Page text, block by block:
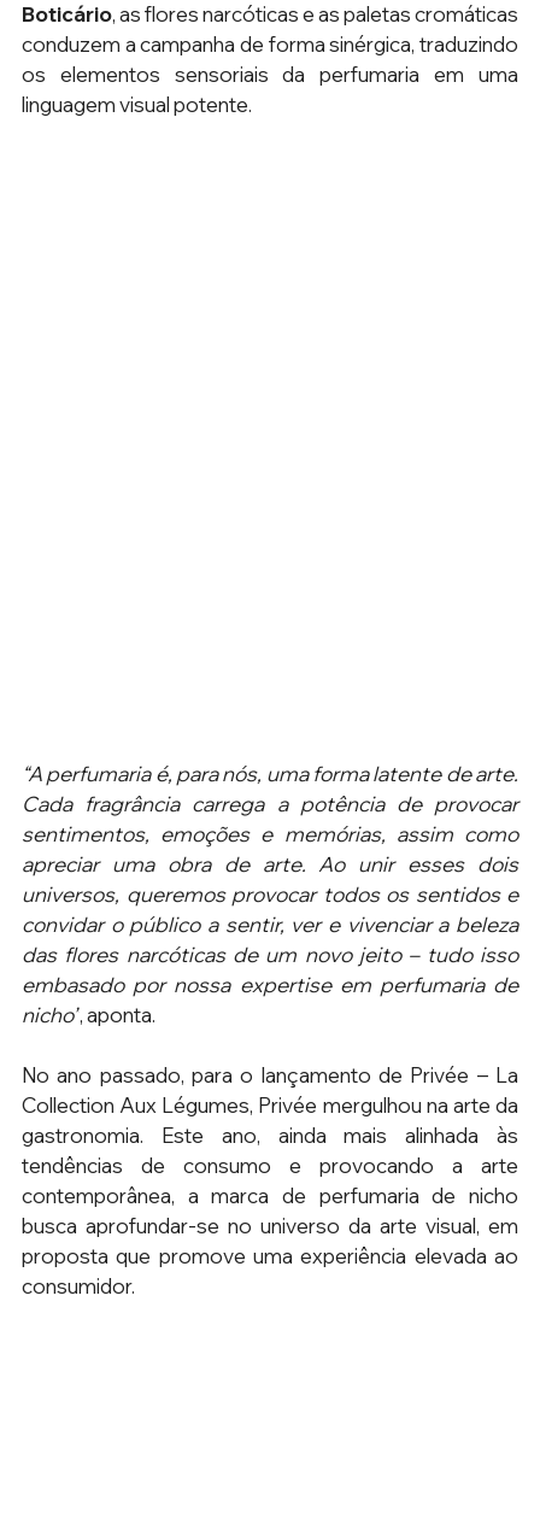
Boticário, as flores narcóticas e as paletas cromáticas
conduzem a campanha de forma sinérgica, traduzindo
os elementos sensoriais da perfumaria em uma
linguagem visual potente.
“A perfumaria é, para nós, uma forma latente de arte.
Cada fragrância carrega a potência de provocar
sentimentos, emoções e memórias, assim como
apreciar uma obra de arte. Ao unir esses dois
universos, queremos provocar todos os sentidos e
convidar o público a sentir, ver e vivenciar a beleza
das flores narcóticas de um novo jeito – tudo isso
embasado por nossa expertise em perfumaria de
nicho”, aponta.
No ano passado, para o lançamento de Privée – La
Collection Aux Légumes, Privée mergulhou na arte da
gastronomia. Este ano, ainda mais alinhada às
tendências de consumo e provocando a arte
contemporânea, a marca de perfumaria de nicho
busca aprofundar-se no universo da arte visual, em
proposta que promove uma experiência elevada ao
consumidor.